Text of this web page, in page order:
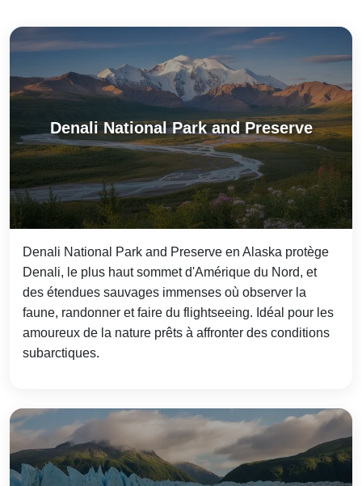
Denali National Park and Preserve
Denali National Park and Preserve en Alaska protège
Denali, le plus haut sommet d'Amérique du Nord, et
des étendues sauvages immenses où observer la
faune, randonner et faire du flightseeing. Idéal pour les
amoureux de la nature prêts à affronter des conditions
subarctiques.